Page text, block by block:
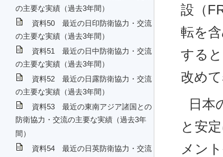
の主要な実績（過去3年間）
資料50 最近の日印防衛協力・交流
の主要な実績（過去3年間）
資料51 最近の日中防衛協力・交流
の主要な実績（過去3年間）
資料52 最近の日露防衛協力・交流
の主要な実績（過去3年間）
資料53 最近の東南アジア諸国との
防衛協力・交流の主要な実績（過去3年
間）
資料54 最近の日英防衛協力・交流
設（
転を
する
改め
日本
と安
メン